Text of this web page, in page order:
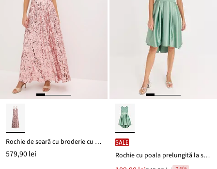
Rochie de seară cu broderie cu paiete
579,90 lei
SALE
Rochie cu poala prelungită la spate, din satin lucios, cu dantelă